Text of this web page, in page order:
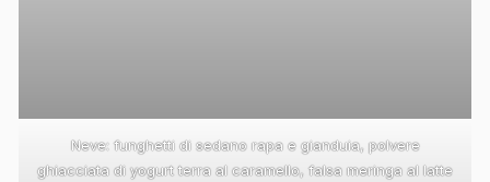
Neve: funghetti di sedano rapa e gianduia, polvere
ghiacciata di yogurt terra al caramello, falsa meringa al latte